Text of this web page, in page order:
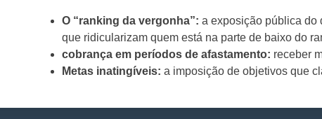
O “ranking da vergonha”: a exposição pública do
que ridicularizam quem está na parte de baixo do
cobrança em períodos de afastamento: receber
Metas inatingíveis: a imposição de objetivos que